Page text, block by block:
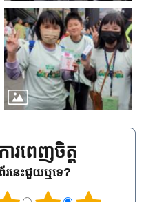
ារពេញចិត្ត
នេះជួយឬទេ?